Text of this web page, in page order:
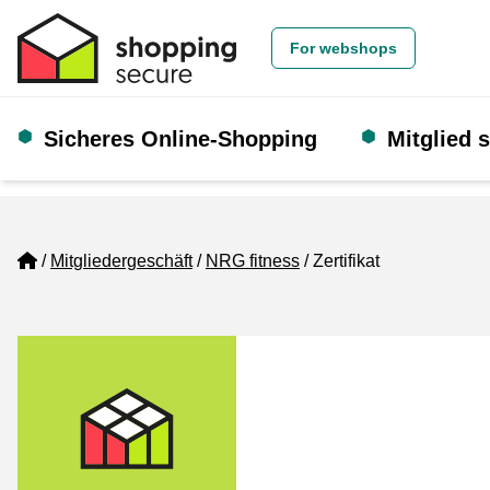
For webshops
Sicheres Online-Shopping Mitglied
Home
Mitgliedergeschäft NRG fitness Zertifikat